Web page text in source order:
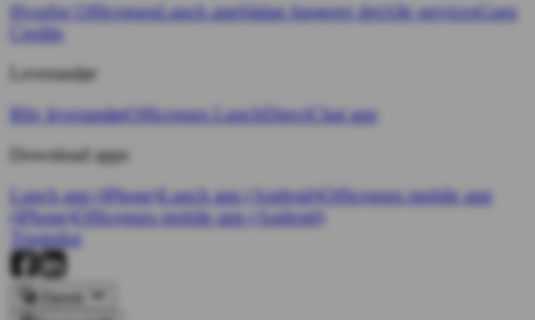
Hvorfor OfficeguruLunch appSådan fungerer detAlle servicesGuru
Credits
Leverandør
Bliv leverandørOfficeguru LunchDirectChat app
Download apps
Lunch app (iPhone)Lunch app (Android)Officeguru mobile app
(iPhone)
Officeguru mobile app (Android)
Trustpilot
Dansk